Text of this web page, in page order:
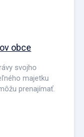
obce
svojho
majetku
prenajímať.